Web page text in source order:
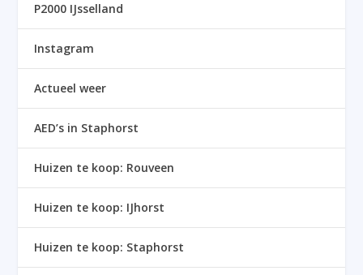
P2000 IJsselland
Instagram
Actueel weer
AED’s in Staphorst
Huizen te koop: Rouveen
Huizen te koop: IJhorst
Huizen te koop: Staphorst